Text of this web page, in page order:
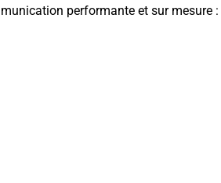
performante et sur mesure :